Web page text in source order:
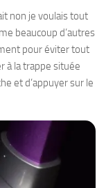
non je voulais tout
beaucoup d’autres
pour éviter tout
à la trappe située
et d’appuyer sur le